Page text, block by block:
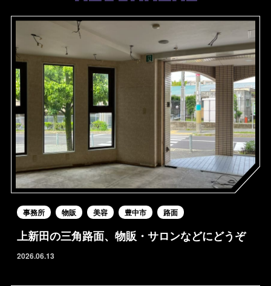
事務所 物販 美容 豊中市 路面
上新田の三角路面、物販・サロンなどにどうぞ
2026.06.13